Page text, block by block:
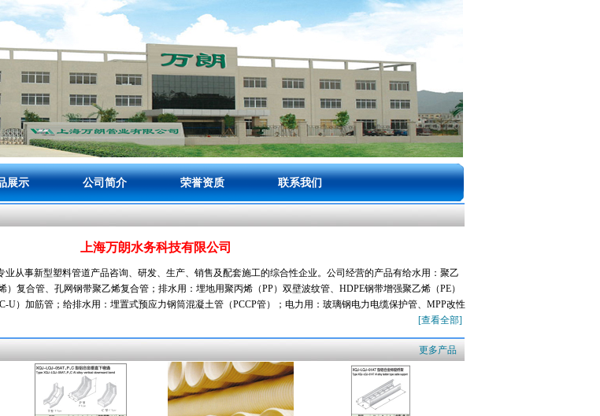
展示 公司简介 荣誉资质 联系我们
上海万朗水务科技有限公司
从事新型塑料管道产品咨询、研发、生产、销售及配套施工的综合性企业。公司经营的产品有给水用：聚乙
）复合管、孔网钢带聚乙烯复合管；排水用：埋地用聚丙烯（PP）双壁波纹管、HDPE钢带增强聚乙烯（PE）
U）加筋管；给排水用：埋置式预应力钢筒混凝土管（PCCP管）；电力用：玻璃钢电力电缆保护管、MPP改性
[查看全部]
更多产品